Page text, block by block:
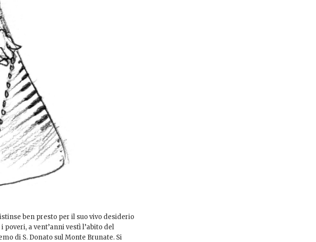
ben presto per il suo vivo desiderio
a vent’anni vestì l’abito del
di S. Donato sul Monte Brunate. Si